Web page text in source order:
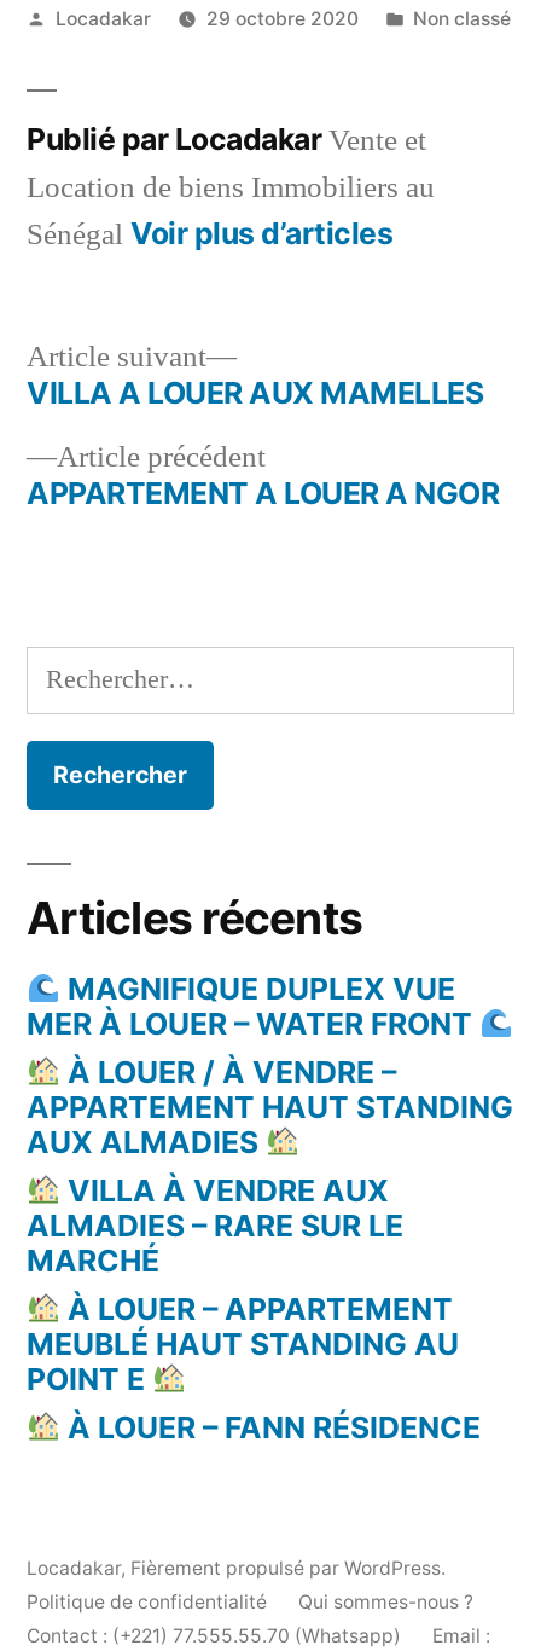
Publié
Locadakar 29 octobre 2020
Publié
Non classé
Publié par LocadakarVente et
Location de biens Immobiliers au
Sénégal Voir plus d’articles
Navigation
deArticle précédentArticle
précédent :
APPARTEMENT A LOUER A NGOR
Article suivant
Article
suivant :
VILLA A LOUER AUX MAMELLES
Rechercher :
Articles récents
MAGNIFIQUE DUPLEX VUE
MER À LOUER – WATER FRONT
À LOUER / À VENDRE –
APPARTEMENT HAUT STANDING
AUX ALMADIES
VILLA À VENDRE AUX
ALMADIES – RARE SUR LE
MARCHÉ
À LOUER – APPARTEMENT
MEUBLÉ HAUT STANDING AU
POINT E
À LOUER – FANN RÉSIDENCE
Locadakar, Fièrement propulsé par WordPress.
Politique de confidentialité
Qui sommes-nous ?
Contact : (+221) 77.555.55.70 (Whatsapp)
Email :